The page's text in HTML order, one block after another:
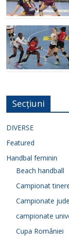
Secțiuni
DIVERSE
Featured
Handbal feminin
Beach handball
Campionat
Campionate
campionate
Cupa României